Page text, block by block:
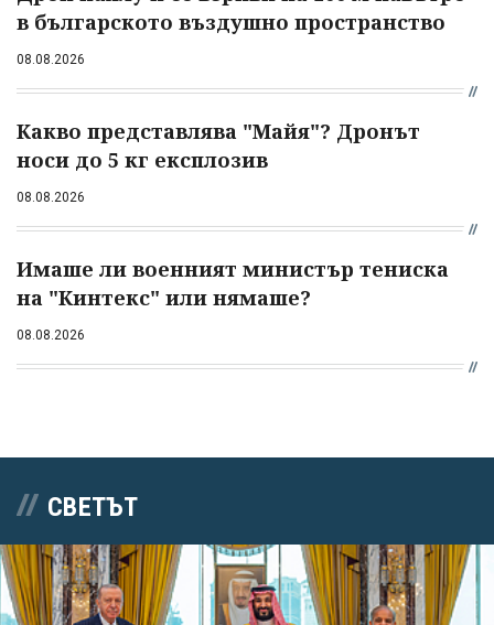
в българското въздушно пространство
08.08.2026
Какво представлява "Майя"? Дронът
носи до 5 кг експлозив
08.08.2026
Имаше ли военният министър тениска
на "Кинтекс" или нямаше?
08.08.2026
СВЕТЪТ